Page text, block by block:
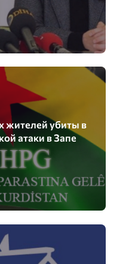
жителей убиты в
атаки в Запе